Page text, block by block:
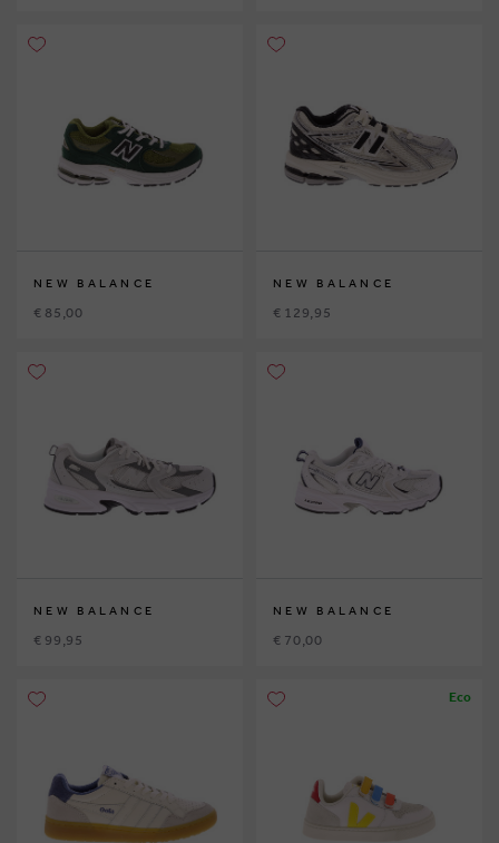
NEW BALANCE
€ 85,00
NEW BALANCE
€ 129,95
NEW BALANCE
€ 99,95
NEW BALANCE
€ 70,00
Eco